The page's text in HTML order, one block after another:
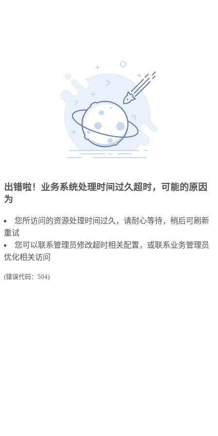
出错啦！业务系统处理时间过久超时，可能的原因
为
您所访问的资源处理时间过久，请耐心等待，稍后可刷新
重试
您可以联系管理员修改超时相关配置，或联系业务管理员
优化相关访问
(错误代码：504)